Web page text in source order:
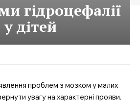
гідроцефалії
у дітей
проблем з мозком у малих
увагу на характерні прояви.